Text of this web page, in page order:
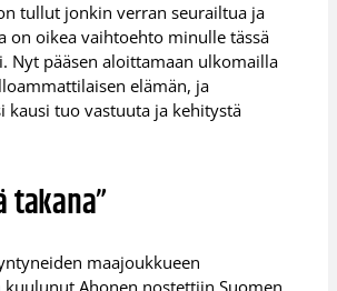
tullut jonkin verran seurailtua ja
on oikea vaihtoehto minulle tässä
Nyt pääsen aloittamaan ulkomailla
elämän, ja
kausi tuo vastuuta ja kehitystä
takana”
maajoukkueen